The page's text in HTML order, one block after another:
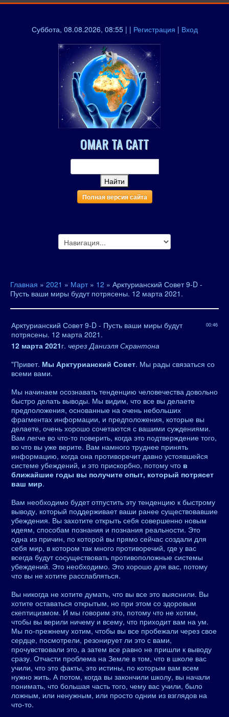
Суббота, 08.08.2026, 08:55 | | Регистрация | Вход
OMAR TA CATT
Полная версия сайта
Главная » 2021 » Март » 12 » Арктурианский Совет 9-D -
Пусть ваши миры будут потрясены. 12 марта 2021.
00:46
Арктурианский Совет 9-D - Пусть ваши миры будут
потрясены. 12 марта 2021.
12 марта 2021г. через Даниэля Скрантона
"Привет. Мы Арктурианский Совет. Мы рады связаться со
всеми вами.
Мы начинаем осознавать тенденцию человечества довольно
быстро делать выводы. Мы видим, что все вы делаете
предположения, основанные на очень небольших
фрагментах информации, и предположения, которые вы
делаете, очень хорошо сочетаются с вашими суждениями.
Вам легче во что-то поверить, когда это подтверждение того,
во что вы уже верите. Вам намного труднее принять
информацию, когда она противоречит давно устоявшейся
системе убеждений, и это прискорбно, потому что в
ближайшие годы вы получите опыт, который потрясет
ваш мир.
Вам необходимо будет отпустить эту тенденцию к быстрому
выводу, который поддерживает ваши ранее существовавшие
убеждения. Вы захотите открыть себя совершенно новым
идеям, способам познания и познания реальности. Это
одна из причин, по которой вы прямо сейчас создали для
себя мир, в котором так много противоречий, где у вас
всегда будут сосуществовать противоположные системы
убеждений. Это необходимо. Это хорошо для вас, потому
что вы не хотите расслабляться.
Вы никогда не хотите думать, что вы все это выяснили. Вы
хотите оставаться открытым, но при этом со здоровым
скептицизмом. И мы говорим это, потому что не хотим,
чтобы вы верили ничему и всему, что приходит вам на ум.
Мы по-прежнему хотим, чтобы вы все пробежали через свое
сердце, посмотрели, резонирует ли это с вами,
прочувствовали это, а затем все равно не пришли к выводу
сразу. Отчасти проблема на Земле в том, что в школе вас
учили, что это факты, это истины, по которым вам всем
нужно жить. А потом, когда вы закончили школу, вы начали
понимать, что большая часть того, чему вас учили, было
ложным, или ненужным, или просто одним из взглядов на
что-то.